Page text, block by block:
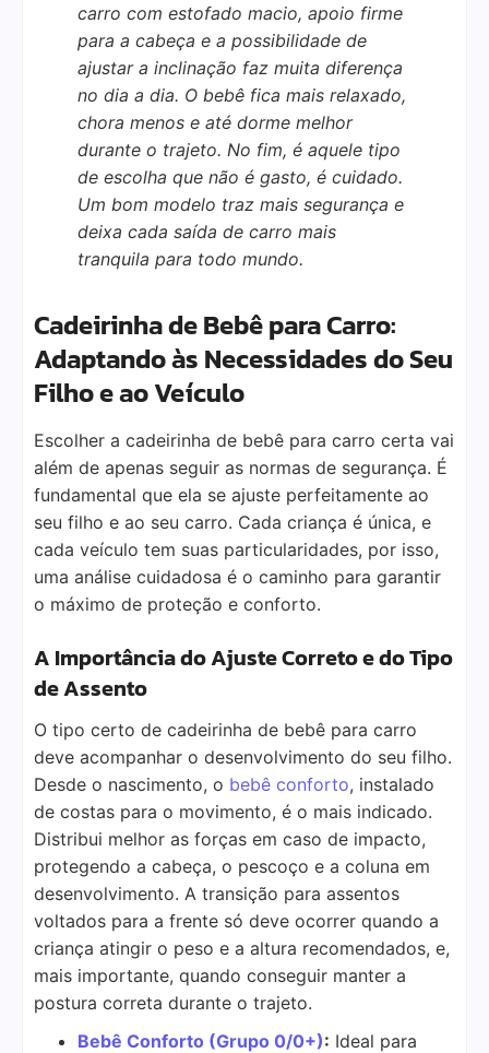
carro com estofado macio, apoio firme
para a cabeça e a possibilidade de
ajustar a inclinação faz muita diferença
no dia a dia. O bebê fica mais relaxado,
chora menos e até dorme melhor
durante o trajeto. No fim, é aquele tipo
de escolha que não é gasto, é cuidado.
Um bom modelo traz mais segurança e
deixa cada saída de carro mais
tranquila para todo mundo.
Cadeirinha de Bebê para Carro:
Adaptando às Necessidades do Seu
Filho e ao Veículo
Escolher a cadeirinha de bebê para carro certa vai
além de apenas seguir as normas de segurança. É
fundamental que ela se ajuste perfeitamente ao
seu filho e ao seu carro. Cada criança é única, e
cada veículo tem suas particularidades, por isso,
uma análise cuidadosa é o caminho para garantir
o máximo de proteção e conforto.
A Importância do Ajuste Correto e do Tipo
de Assento
O tipo certo de cadeirinha de bebê para carro
deve acompanhar o desenvolvimento do seu filho.
Desde o nascimento, o bebê conforto, instalado
de costas para o movimento, é o mais indicado.
Distribui melhor as forças em caso de impacto,
protegendo a cabeça, o pescoço e a coluna em
desenvolvimento. A transição para assentos
voltados para a frente só deve ocorrer quando a
criança atingir o peso e a altura recomendados, e,
mais importante, quando conseguir manter a
postura correta durante o trajeto.
Bebê Conforto (Grupo 0/0+): Ideal para